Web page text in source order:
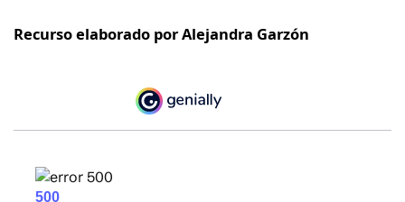
Recurso elaborado por Alejandra Garzón